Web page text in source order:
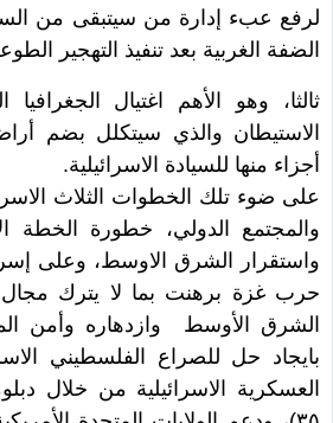
لرفع عبء إدارة من سيتبقى من
الضفة الغربية بعد تنفيذ التهجير
ثالثا، وهو الأهم اغتيال
الاستيطان والذي سيتكلل بضم
أجزاء منها للسيادة الاسرائيلية.
على ضوء تلك الخطوات الثلاث
والمجتمع الدولي، خطورة الخطة
واستقرار الشرق الاوسط، وعلى
حرب غزة برهنت بما لا يترك مجال
الشرق الأوسط وازدهاره وأمن
بايجاد حل للصراع الفلسطيني
العسكرية الاسرائيلية من خلال